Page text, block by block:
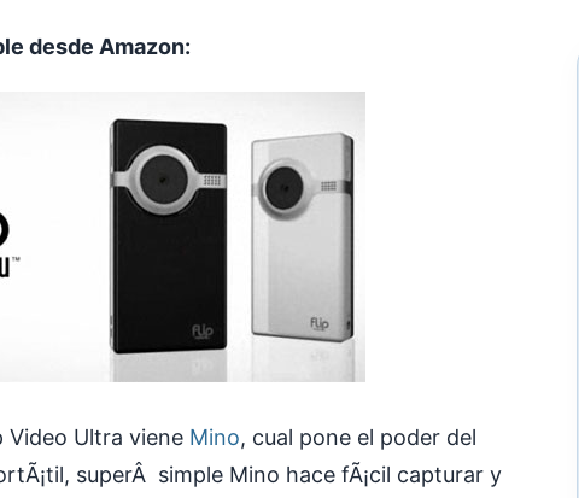
desde Amazon:
Video Ultra viene Mino, cual pone el poder del
superÂ simple Mino hace fÃ¡cil capturar y